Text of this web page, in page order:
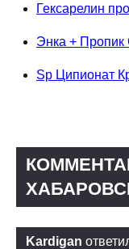
Гексарелин
Энка + Пропик
Sp Ципионат
Kardigan